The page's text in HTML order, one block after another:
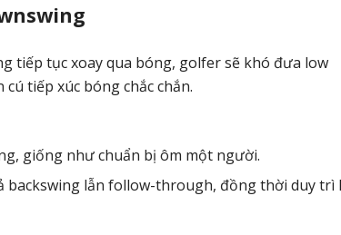
tiếp tục xoay qua bóng, golfer sẽ khó đưa low
tiếp xúc bóng chắc chắn.
giống như chuẩn bị ôm một người.
backswing lẫn follow-through, đồng thời duy trì